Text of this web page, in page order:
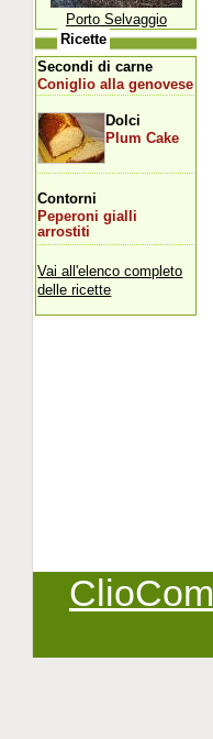
Porto Selvaggio
Ricette
Secondi di carne
Coniglio alla genovese
Dolci
Plum Cake
Contorni
Peperoni gialli
arrostiti
Vai all'elenco completo
delle ricette
ClioCom